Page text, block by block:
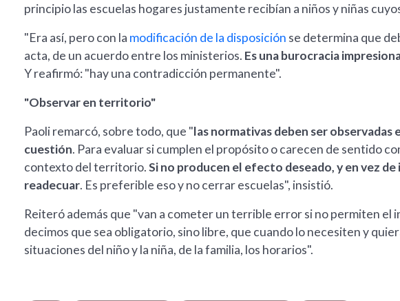
principio las escuelas hogares justamente recibían a niños y niñas
"Era así, pero con la modificación de la disposición se determina que
acta, de un acuerdo entre los ministerios. Es una burocracia
Y reafirmó: "hay una contradicción permanente".
"Observar en territorio"
Paoli remarcó, sobre todo, que "las normativas deben ser
cuestión. Para evaluar si cumplen el propósito o carecen de sentido
contexto del territorio.Si no producen el efecto deseado, y en vez
readecuar. Es preferible eso y no cerrar escuelas", insistió.
Reiteró además que "van a cometer un terrible error si no permiten el
decimos que sea obligatorio, sino libre, que cuando lo necesiten y
situaciones del niño y la niña, de la familia, los horarios".